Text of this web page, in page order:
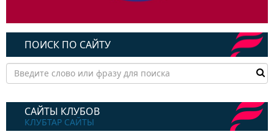
ПОИСК ПО САЙТУ
САЙТЫ КЛУБОВ
КЛУБТАР САЙТЫ